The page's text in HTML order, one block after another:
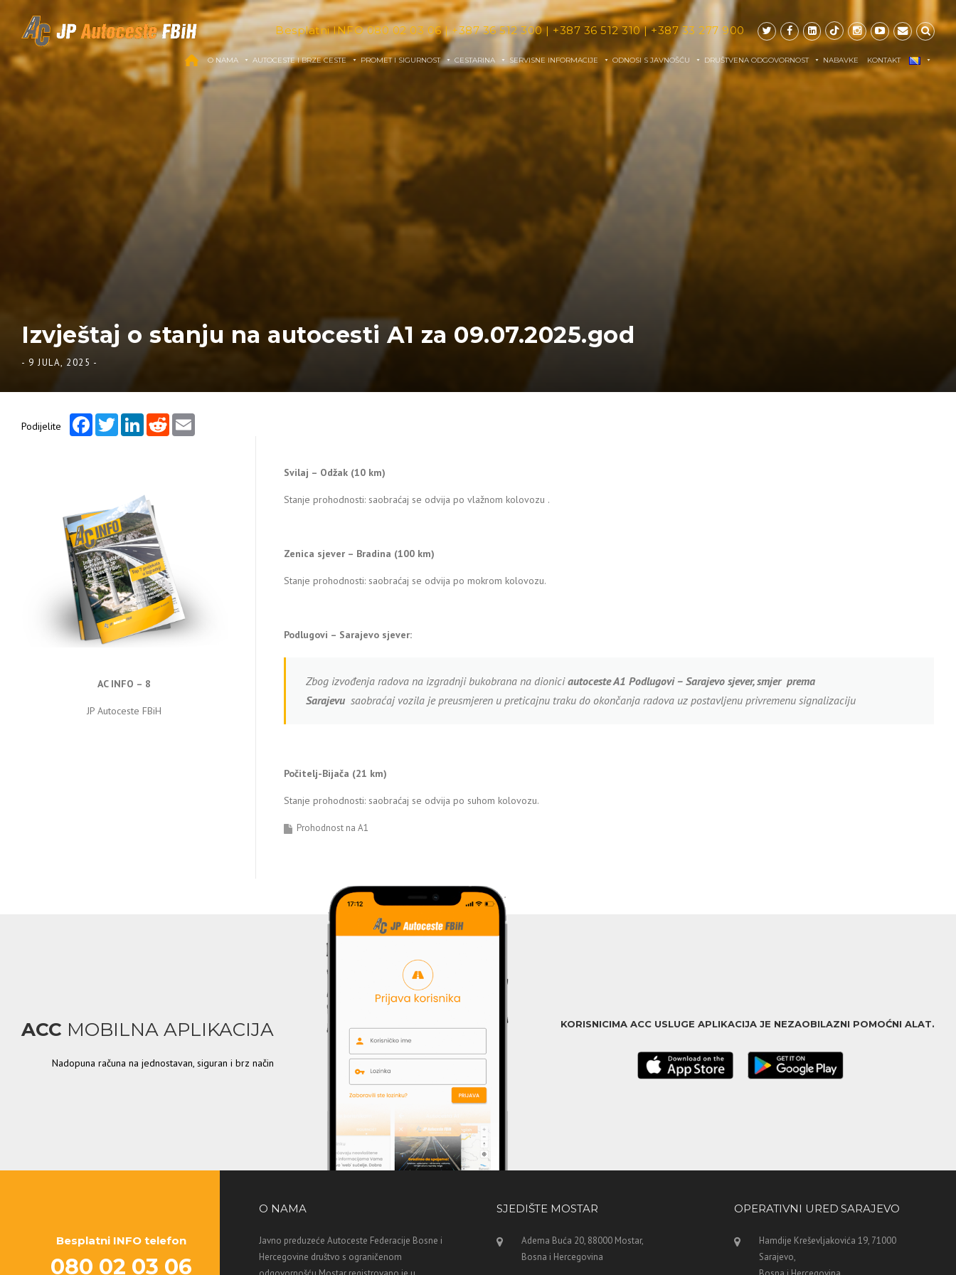
Skip to content
Besplatni INFO080 02 03 06| +387 36 512 300| +387 36 512 310|+387 33 277 900
O NAMA AUTOCESTE I BRZE CESTE PROMET I SIGURNOST CESTARINA SERVISNE INFORMACIJE ODNOSI S JAVNOŠĆU DRUŠTVENA ODGOVORNOST NABAVKE KONTAKT
Izvještaj o stanju na autocesti A1 za 09.07.2025.god
- 9 JULA, 2025 -
Podijelite
FacebookTwitterLinkedInReddit
Svilaj – Odžak (10 km)
Stanje prohodnosti: saobraćaj se odvija po vlažnom kolovozu .
Zenica sjever – Bradina (100 km)
Stanje prohodnosti: saobraćaj se odvija po mokrom kolovozu.
Podlugovi – Sarajevo sjever:
Zbog izvođenja radova na izgradnji bukobrana na dioniciautoceste A1 Podlugovi – Sarajevo sjever, smjer prema
Sarajevu saobraćaj vozila je preusmjeren u preticajnu traku do okončanja radova uz postavljenu privremenu signalizaciju
Počitelj-Bijača (21 km)
Stanje prohodnosti: saobraćaj se odvija po suhom kolovozu.
Prohodnost na A1
AC INFO – 8
JP Autoceste FBiH
ACC MOBILNA APLIKACIJA
Nadopuna računa na jednostavan, siguran i brz način
KORISNICIMA ACC USLUGE APLIKACIJA JE NEZAOBILAZNI POMOĆNI ALAT.
Besplatni INFO telefon
080 02 03 06
O NAMA
Javno preduzeće Autoceste Federacije Bosne i
Hercegovine društvo s ograničenom
SJEDIŠTE MOSTAR
Adema Buća 20, 88000 Mostar,
Bosna i Hercegovina
OPERATIVNI URED SARAJEVO
Hamdije Kreševljakovića 19, 71000
Sarajevo,